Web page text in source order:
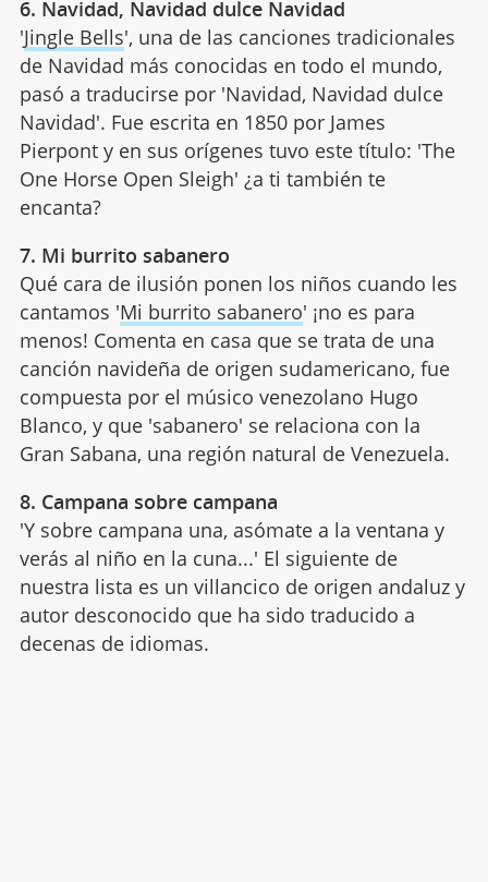
6. Navidad, Navidad dulce Navidad
'Jingle Bells', una de las canciones tradicionales
de Navidad más conocidas en todo el mundo,
pasó a traducirse por 'Navidad, Navidad dulce
Navidad'. Fue escrita en 1850 por James
Pierpont y en sus orígenes tuvo este título: 'The
One Horse Open Sleigh' ¿a ti también te
encanta?
7. Mi burrito sabanero
Qué cara de ilusión ponen los niños cuando les
cantamos 'Mi burrito sabanero' ¡no es para
menos! Comenta en casa que se trata de una
canción navideña de origen sudamericano, fue
compuesta por el músico venezolano Hugo
Blanco, y que 'sabanero' se relaciona con la
Gran Sabana, una región natural de Venezuela.
8. Campana sobre campana
'Y sobre campana una, asómate a la ventana y
verás al niño en la cuna...' El siguiente de
nuestra lista es un villancico de origen andaluz y
autor desconocido que ha sido traducido a
decenas de idiomas.